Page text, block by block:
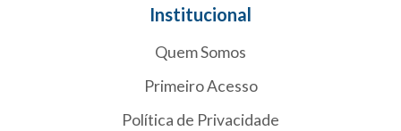
Institucional
Quem Somos
Primeiro Acesso
Política de Privacidade